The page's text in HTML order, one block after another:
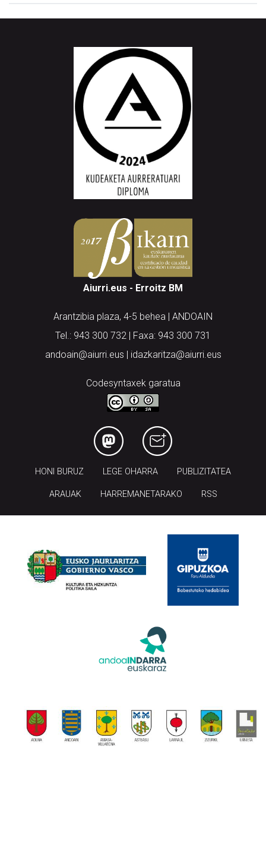
Aiurri.eus - Erroitz BM
Arantzibia plaza, 4-5 behea | ANDOAIN
Tel.: 943 300 732 | Faxa: 943 300 731
andoain@aiurri.eus | idazkaritza@aiurri.eus
Codesyntaxek garatua
HONI BURUZ LEGE OHARRA PUBLIZITATEA
ARAUAK HARREMANETARAKO RSS